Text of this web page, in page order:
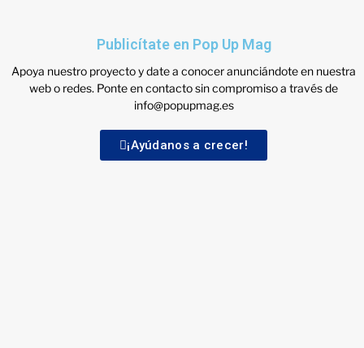
Publicítate en Pop Up Mag
Apoya nuestro proyecto y date a conocer anunciándote en nuestra
web o redes. Ponte en contacto sin compromiso a través de
info@popupmag.es
¡Ayúdanos a crecer!